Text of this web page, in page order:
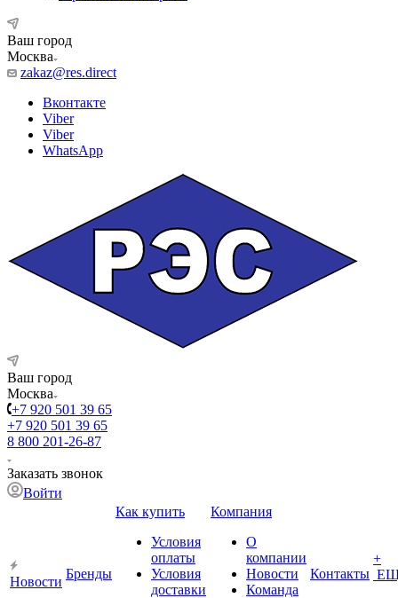
Ваш город
Москва
zakaz@res.direct
Вконтакте
Viber
Viber
WhatsApp
Ваш город
Москва
+7 920 501 39 65
+7 920 501 39 65
8 800 201-26-87
Заказать звонок
Войти
Новости
Бренды
Как купить
Условия
оплаты
Условия
доставки
Компания
О
компании
Новости
Команда
Контакты
+